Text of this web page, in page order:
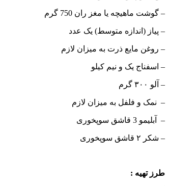
– گوشت ماهیچه یا مغز ران 750 گرم
– پیاز (اندازه متوسط) یک عدد
– روغن مایع ذرت به میزان لازم
– اسفناج یک و نیم کیلو
– آلو ۳۰۰ گرم
– نمک و فلفل به میزان لازم
– آبلیمو 3 قاشق سوپخوری
– شکر ۲ قاشق سوپخوری
طرز تهیه :